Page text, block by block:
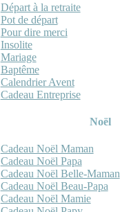
Départ à la retraite
Pot de départ
Pour dire merci
Insolite
Mariage
Baptême
Calendrier Avent
Cadeau Entreprise
Noël
Cadeau Noël Maman
Cadeau Noël Papa
Cadeau Noël Belle-Maman
Cadeau Noël Beau-Papa
Cadeau Noël Mamie